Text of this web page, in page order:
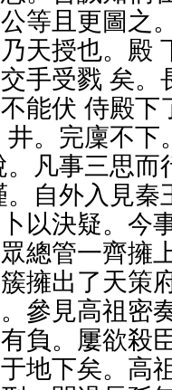
等且更圖之
天授也。殿
手受戮 矣。
能伏 侍殿下
井。完廩不
。凡事三思而
。自外入見秦
以決疑。今
總管一齊擁
擁出了天策
參見高祖密
負。屢欲殺
地下矣。高